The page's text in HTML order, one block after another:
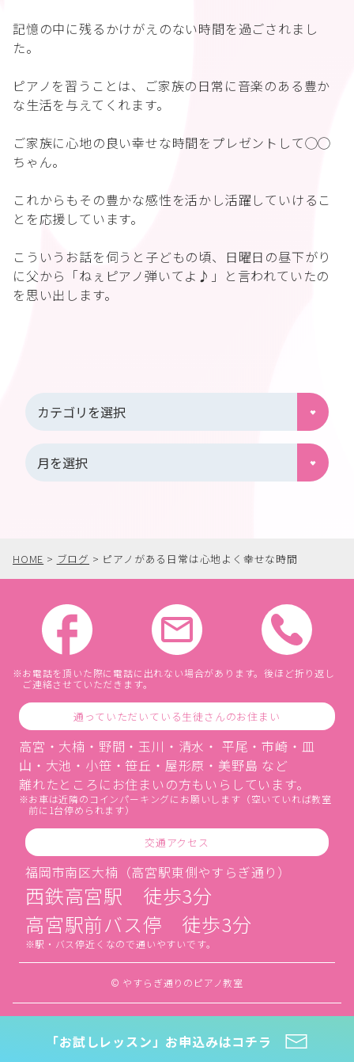
記憶の中に残るかけがえのない時間を過ごされまし
た。
ピアノを習うことは、ご家族の日常に音楽のある豊か
な生活を与えてくれます。
ご家族に心地の良い幸せな時間をプレゼントして◯◯
ちゃん。
これからもその豊かな感性を活かし活躍していけるこ
とを応援しています。
こういうお話を伺うと子どもの頃、日曜日の昼下がり
に父から「ねぇピアノ弾いてよ♪」と言われていたの
を思い出します。
HOME > ブログ > ピアノがある日常は心地よく幸せな時間
お電話を頂いた際に電話に出れない場合があります。後ほど折り返し
ご連絡させていただきます。
通っていただいている生徒さんのお住まい
高宮・大楠・野間・玉川・清水・ 平尾・市崎・皿
山・大池・小笹・笹丘・屋形原・美野島 など
離れたところにお住まいの方もいらしています。
お車は近隣のコインパーキングにお願いします（空いていれば教室
前に1台停められます）
交通アクセス
福岡市南区大楠（高宮駅東側やすらぎ通り）
西鉄高宮駅 徒歩3分
高宮駅前バス停 徒歩3分
駅・バス停近くなので通いやすいです。
© やすらぎ通りのピアノ教室
「お試しレッスン」お申込みはコチラ